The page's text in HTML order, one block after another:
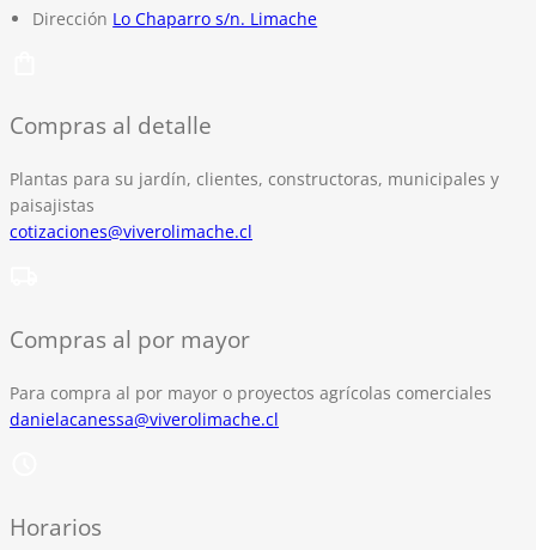
Dirección Lo Chaparro s/n. Limache
Compras al detalle
Plantas para su jardín, clientes, constructoras, municipales y
paisajistas
cotizaciones@viverolimache.cl
Compras al por mayor
Para compra al por mayor o proyectos agrícolas comerciales
danielacanessa@viverolimache.cl
Horarios